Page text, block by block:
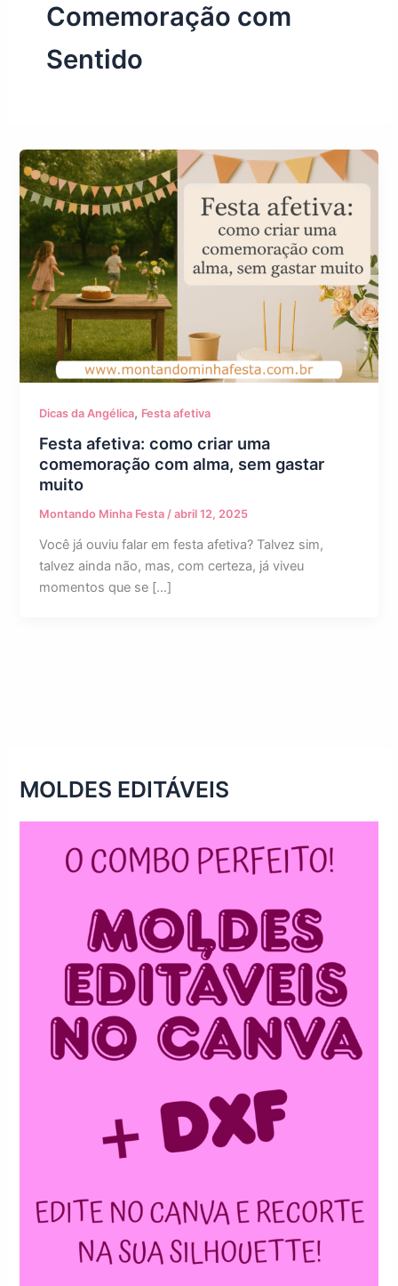
Comemoração com
Sentido
Dicas da Angélica, Festa afetiva
Festa afetiva: como criar uma
comemoração com alma, sem gastar
muito
Montando Minha Festa/abril 12, 2025
Você já ouviu falar em festa afetiva? Talvez sim,
talvez ainda não, mas, com certeza, já viveu
momentos que se […]
MOLDES EDITÁVEIS